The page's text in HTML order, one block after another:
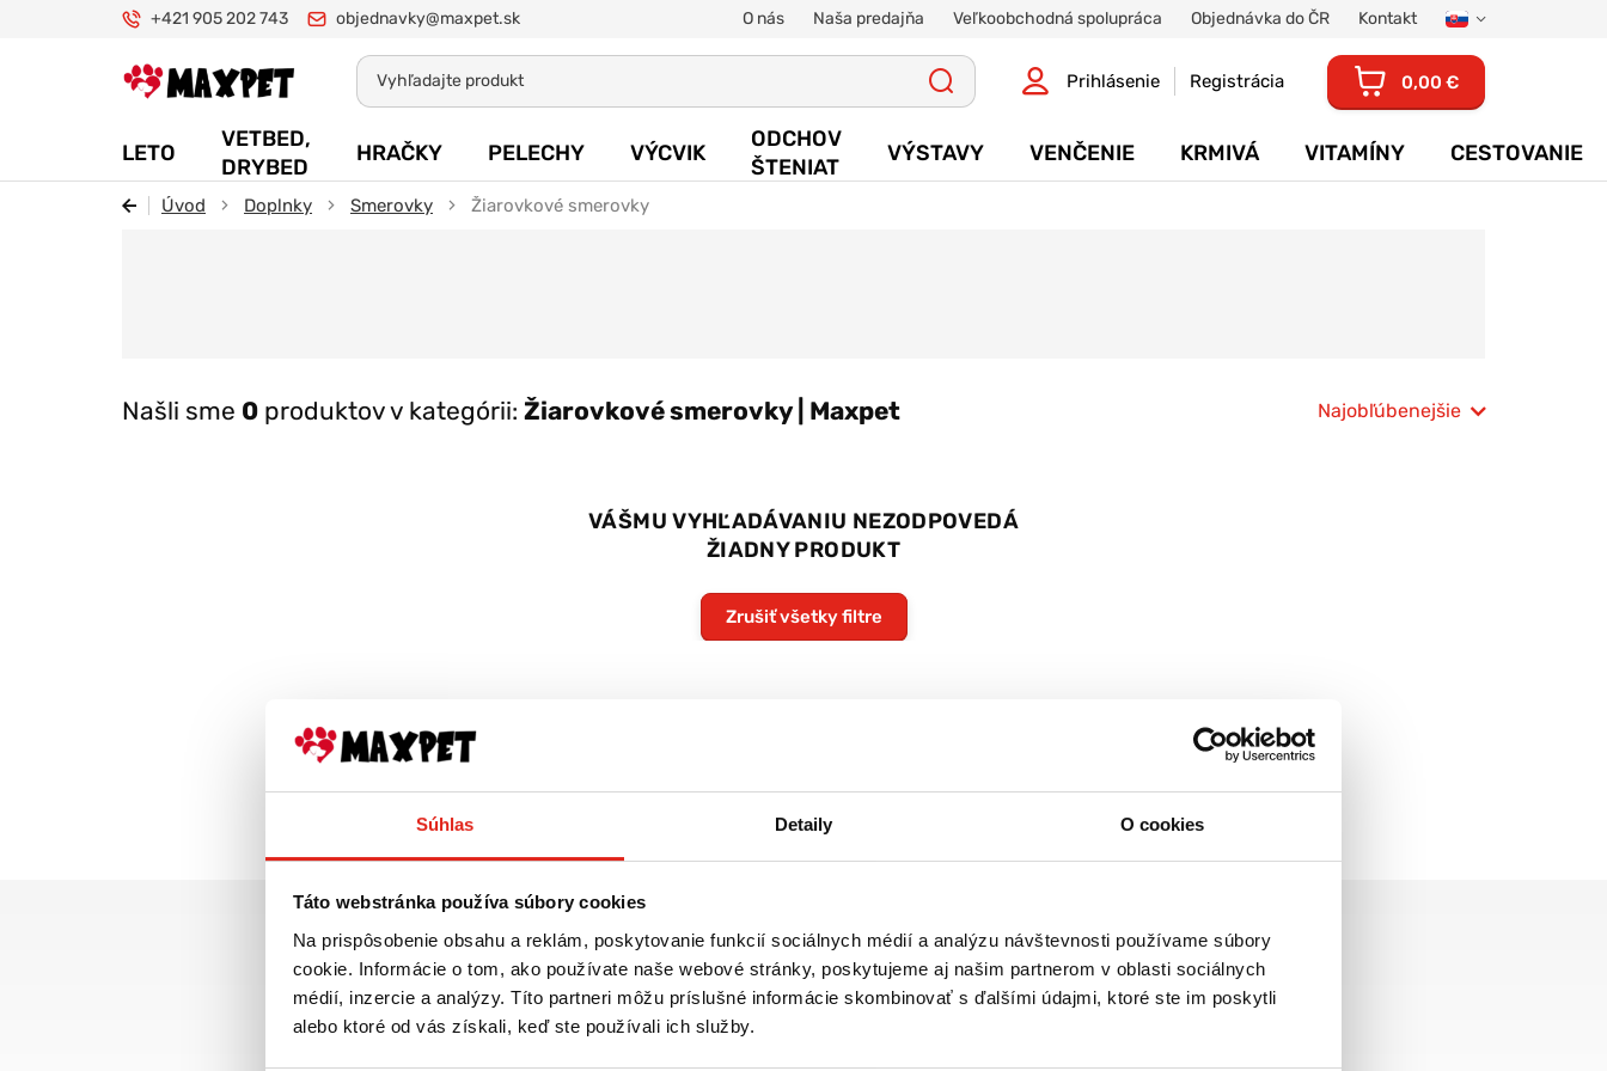
Súhlas Detaily O cookies
Táto webstránka používa súbory cookies
Na prispôsobenie obsahu a reklám, poskytovanie funkcií sociálnych médií a analýzu návštevnosti používame súbory
cookie. Informácie o tom, ako používate naše webové stránky, poskytujeme aj našim partnerom v oblasti sociálnych
médií, inzercie a analýzy. Títo partneri môžu príslušné informácie skombinovať s ďalšími údajmi, ktoré ste im poskytli
alebo ktoré od vás získali, keď ste používali ich služby.
+421 905 202 743 objednavky@maxpet.sk O nás Naša predajňa Veľkoobchodná spolupráca Objednávka do ČR
Kontakt
Prihlásenie Registrácia 0,00 €
LETO
VETBED,
DRYBED
HRAČKY PELECHY VÝCVIK
ODCHOV
ŠTENIAT
VÝSTAVY VENČENIE KRMIVÁ VITAMÍNY CESTOVANIE
Úvod Doplnky Smerovky Žiarovkové smerovky
Našli sme 0 produktov v kategórii: Žiarovkové smerovky | Maxpet Najobľúbenejšie
VÁŠMU VYHĽADÁVANIU NEZODPOVEDÁ
ŽIADNY PRODUKT
Zrušiť všetky filtre